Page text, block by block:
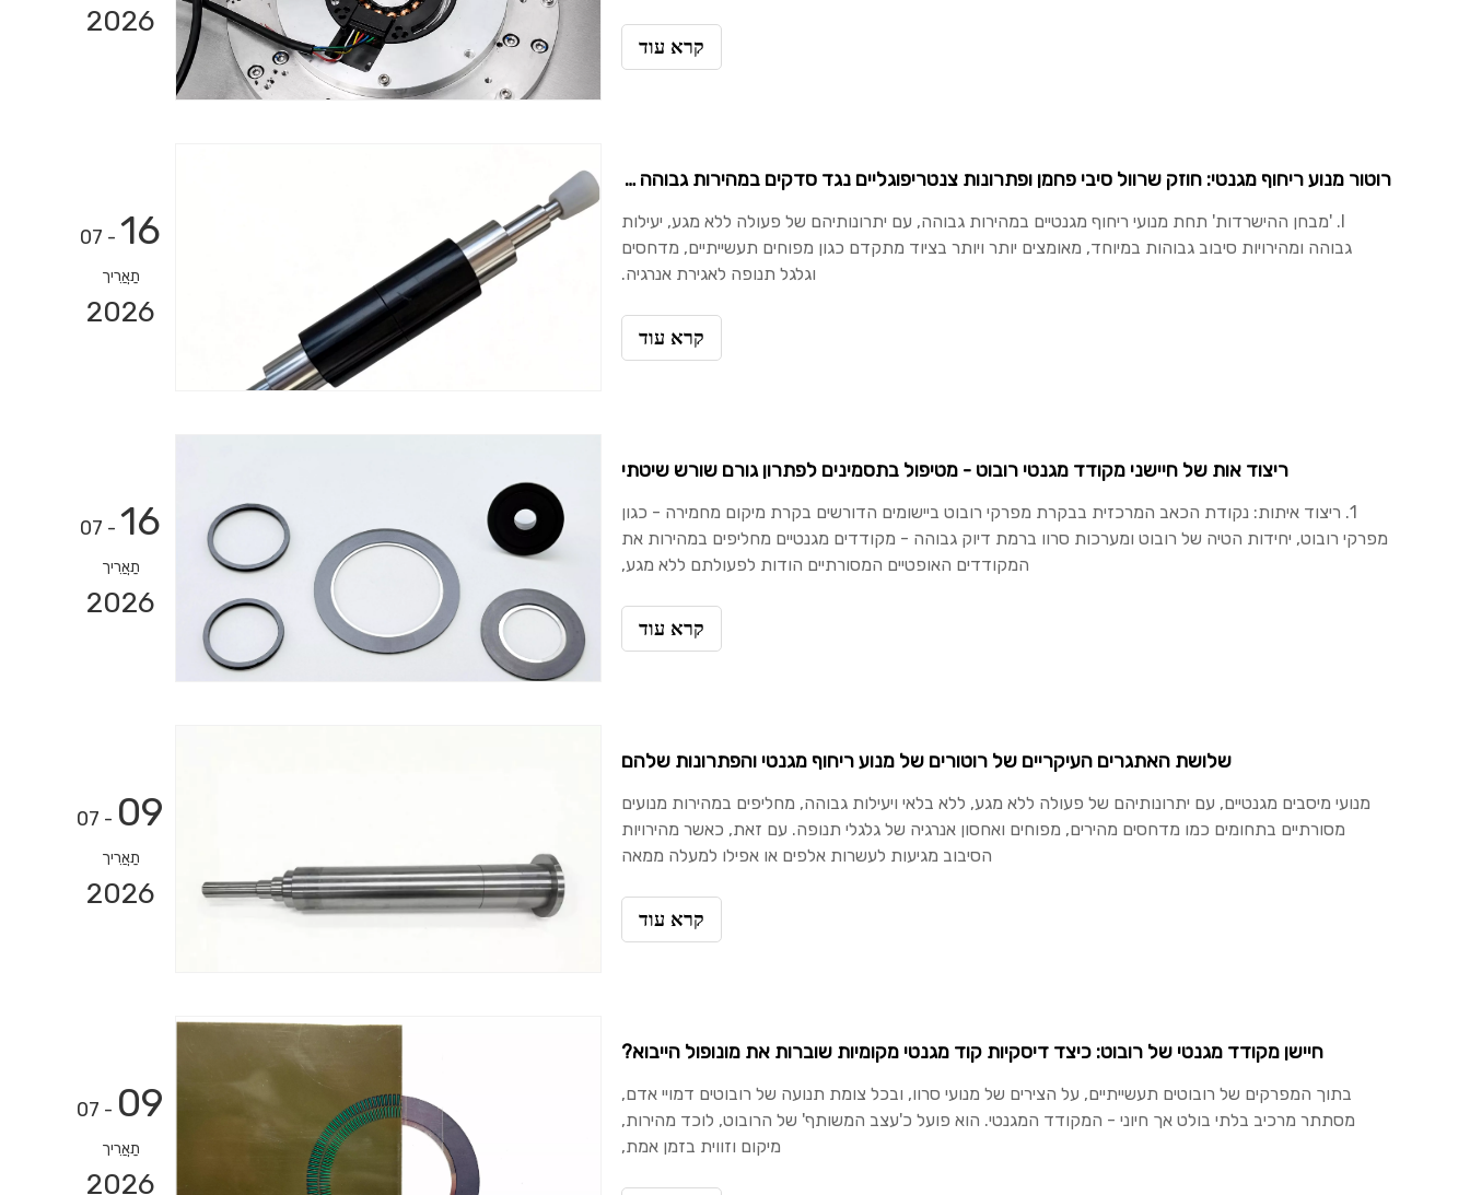
2026
קרא עוד
16
- 07
תַאֲרִיך
2026
רוטור מנוע ריחוף מגנטי: חוזק שרוול סיבי פחמן ופתרונות צנטריפוגליים נגד סדקים במהירות גבוהה עבור פלדת מגנט
I. 'מבחן ההישרדות' תחת מנועי ריחוף מגנטיים במהירות גבוהה, עם יתרונותיהם של פעולה ללא מגע, יעילות
גבוהה ומהירויות סיבוב גבוהות במיוחד, מאומצים יותר ויותר בציוד מתקדם כגון מפוחים תעשייתיים, מדחסים
וגלגל תנופה לאגירת אנרגיה.
קרא עוד
16
- 07
תַאֲרִיך
2026
ריצוד אות של חיישני מקודד מגנטי רובוט - מטיפול בתסמינים לפתרון גורם שורש שיטתי
1. ריצוד איתות: נקודת הכאב המרכזית בבקרת מפרקי רובוט ביישומים הדורשים בקרת מיקום מחמירה - כגון
מפרקי רובוט, יחידות הטיה של רובוט ומערכות סרוו ברמת דיוק גבוהה - מקודדים מגנטיים מחליפים במהירות את
המקודדים האופטיים המסורתיים הודות לפעולתם ללא מגע,
קרא עוד
09
- 07
תַאֲרִיך
2026
שלושת האתגרים העיקריים של רוטורים של מנוע ריחוף מגנטי והפתרונות שלהם
מנועי מיסבים מגנטיים, עם יתרונותיהם של פעולה ללא מגע, ללא בלאי ויעילות גבוהה, מחליפים במהירות מנועים
מסורתיים בתחומים כמו מדחסים מהירים, מפוחים ואחסון אנרגיה של גלגלי תנופה. עם זאת, כאשר מהירויות
הסיבוב מגיעות לעשרות אלפים או אפילו למעלה ממאה
קרא עוד
09
- 07
תַאֲרִיך
2026
חיישן מקודד מגנטי של רובוט: כיצד דיסקיות קוד מגנטי מקומיות שוברות את מונופול הייבוא?
בתוך המפרקים של רובוטים תעשייתיים, על הצירים של מנועי סרוו, ובכל צומת תנועה של רובוטים דמויי אדם,
מסתתר מרכיב בלתי בולט אך חיוני - המקודד המגנטי. הוא פועל כ'עצב המשותף' של הרובוט, לוכד מהירות,
מיקום וזווית בזמן אמת,